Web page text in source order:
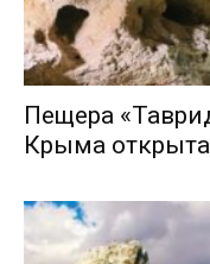
Пещера
Крыма